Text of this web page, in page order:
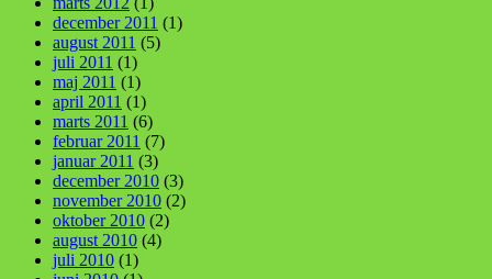
december 2011 (1)
august 2011 (5)
juli 2011 (1)
maj 2011 (1)
april 2011 (1)
marts 2011 (6)
februar 2011 (7)
januar 2011 (3)
december 2010 (3)
november 2010 (2)
oktober 2010 (2)
august 2010 (4)
juli 2010 (1)